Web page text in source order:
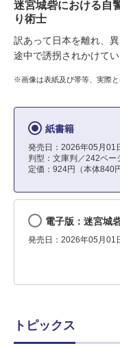
迷宮城砦における自
り術士
訳あって日本を離れ、
途中で誘拐されかけて
※画像は表紙及び帯等、実際と
紙書籍
発売日：2026年05月01
判型：文庫判／242ペー
定価：924円（本体840
電子版：迷宮城
発売日：2026年05月01
トピックス